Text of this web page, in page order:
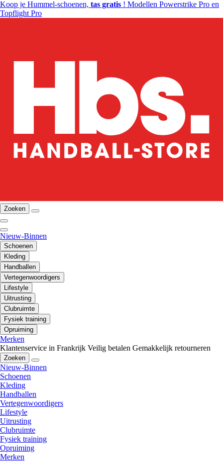
Koop je Hummel-schoenen, tas gratis ! Modellen Powerstrike Pro en
Topflight Pro
Zoeken
Nieuw-Binnen
Schoenen
Kleding
Handballen
Vertegenwoordigers
Lifestyle
Uitrusting
Clubruimte
Fysiek training
Opruiming
Merken
Klantenservice in Frankrijk Veilig betalen Gemakkelijk retourneren
Zoeken
Nieuw-Binnen
Schoenen
Kleding
Handballen
Vertegenwoordigers
Lifestyle
Uitrusting
Clubruimte
Fysiek training
Opruiming
Merken